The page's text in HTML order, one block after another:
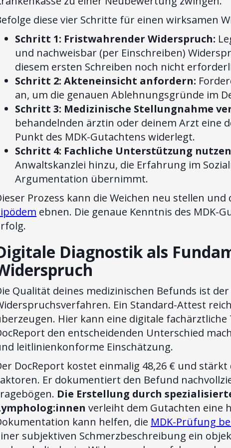
diese vier Schritte für einen wirksamen
Schritt 1: Fristwahrender Widerspruch:
und nachweisbar (per Einschreiben)
diesem ersten Schreiben noch nicht
Schritt 2: Akteneinsicht anfordern:
an, um die genauen Ablehnungsgründe im
Schritt 3: Medizinische Stellungnahme
behandelnden ärztin oder deinem Arzt eine
Punkt des MDK-Gutachtens widerlegt.
Schritt 4: Fachliche Unterstützung
Anwaltskanzlei hinzu, die Erfahrung im
Argumentation übernimmt.
Prozess kann die Weichen neu stellen und
ebnen. Die genaue Kenntnis des MDK-
Diagnostik als
Qualität deines medizinischen Befunds ist
Ein Standard-Attest
Hier kann eine digitale fachärztliche
den entscheidenden Unterschied
leitlinienkonforme Einschätzung.
DocReport kostet einmalig 48,26 € und
Er dokumentiert den Befund
Die Erstellung durch
verleiht dem Gutachten eine
kann helfen, die MDK-Prüfung
subjektiven Schmerzbeschreibung ein